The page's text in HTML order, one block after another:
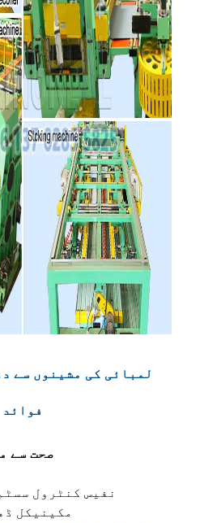
لمبائی کی مشینوں سے
فوائد
1. صحت
نفیس کنٹرول
مکینیکل